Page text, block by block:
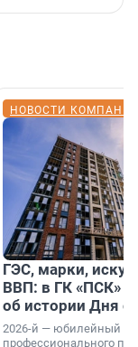
НОВОСТИ
ГЭС, марки,
ВВП: в ГК «ПСК»
об истории Дня
2026-й — юбилейный
профессионального